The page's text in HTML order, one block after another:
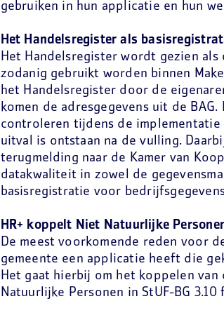
gebruiken in hun applicatie en hun
Het Handelsregister als
Het Handelsregister wordt gezien
zodanig gebruikt worden binnen
het Handelsregister door de
komen de adresgegevens uit de
controleren tijdens de
uitval is ontstaan na de vulling.
terugmelding naar de Kamer van
datakwaliteit in zowel de
basisregistratie voor
HR+ koppelt Niet Natuurlijke
De meest voorkomende reden voor
gemeente een applicatie heeft die
Het gaat hierbij om het koppelen van
Natuurlijke Personen in StUF-BG 3.10